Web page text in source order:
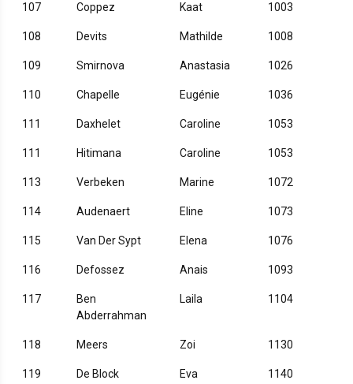
107 Coppez Kaat 1003
108 Devits Mathilde 1008
109 Smirnova Anastasia 1026
110 Chapelle Eugénie 1036
111 Daxhelet Caroline 1053
111 Hitimana Caroline 1053
113 Verbeken Marine 1072
114 Audenaert Eline 1073
115 Van Der Sypt Elena 1076
116 Defossez Anais 1093
117
Ben
Abderrahman
Laila 1104
118 Meers Zoi 1130
119 De Block Eva 1140